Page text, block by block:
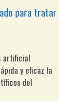
para tratar
artificial
y eficaz la
del